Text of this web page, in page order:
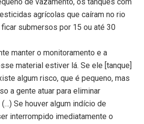
agrícolas que caíram no rio
submersos por 15 ou até 30
manter o monitoramento e a
material estiver lá. Se ele [tanque]
algum risco, que é pequeno, mas
a gente atuar para eliminar
Se houver algum indício de
interrompido imediatamente o